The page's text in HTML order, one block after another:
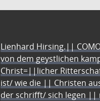
Lienhard Hirsing.||
von dem geystlichen
Christ=||licher
ist/ wie die || Christen
der schrifft/ sich legen ||